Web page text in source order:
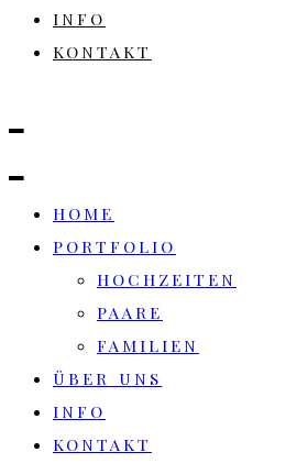
INFO
KONTAKT
HOME
PORTFOLIO
HOCHZEITEN
PAARE
FAMILIEN
ÜBER UNS
INFO
KONTAKT